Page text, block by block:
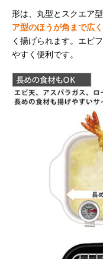
形は、丸型とスクエア
ア型のほうが角まで広
く揚げられます。エビ
やすく便利です。